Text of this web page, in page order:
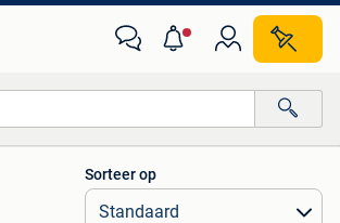
Alle afstanden…
Sorteer op